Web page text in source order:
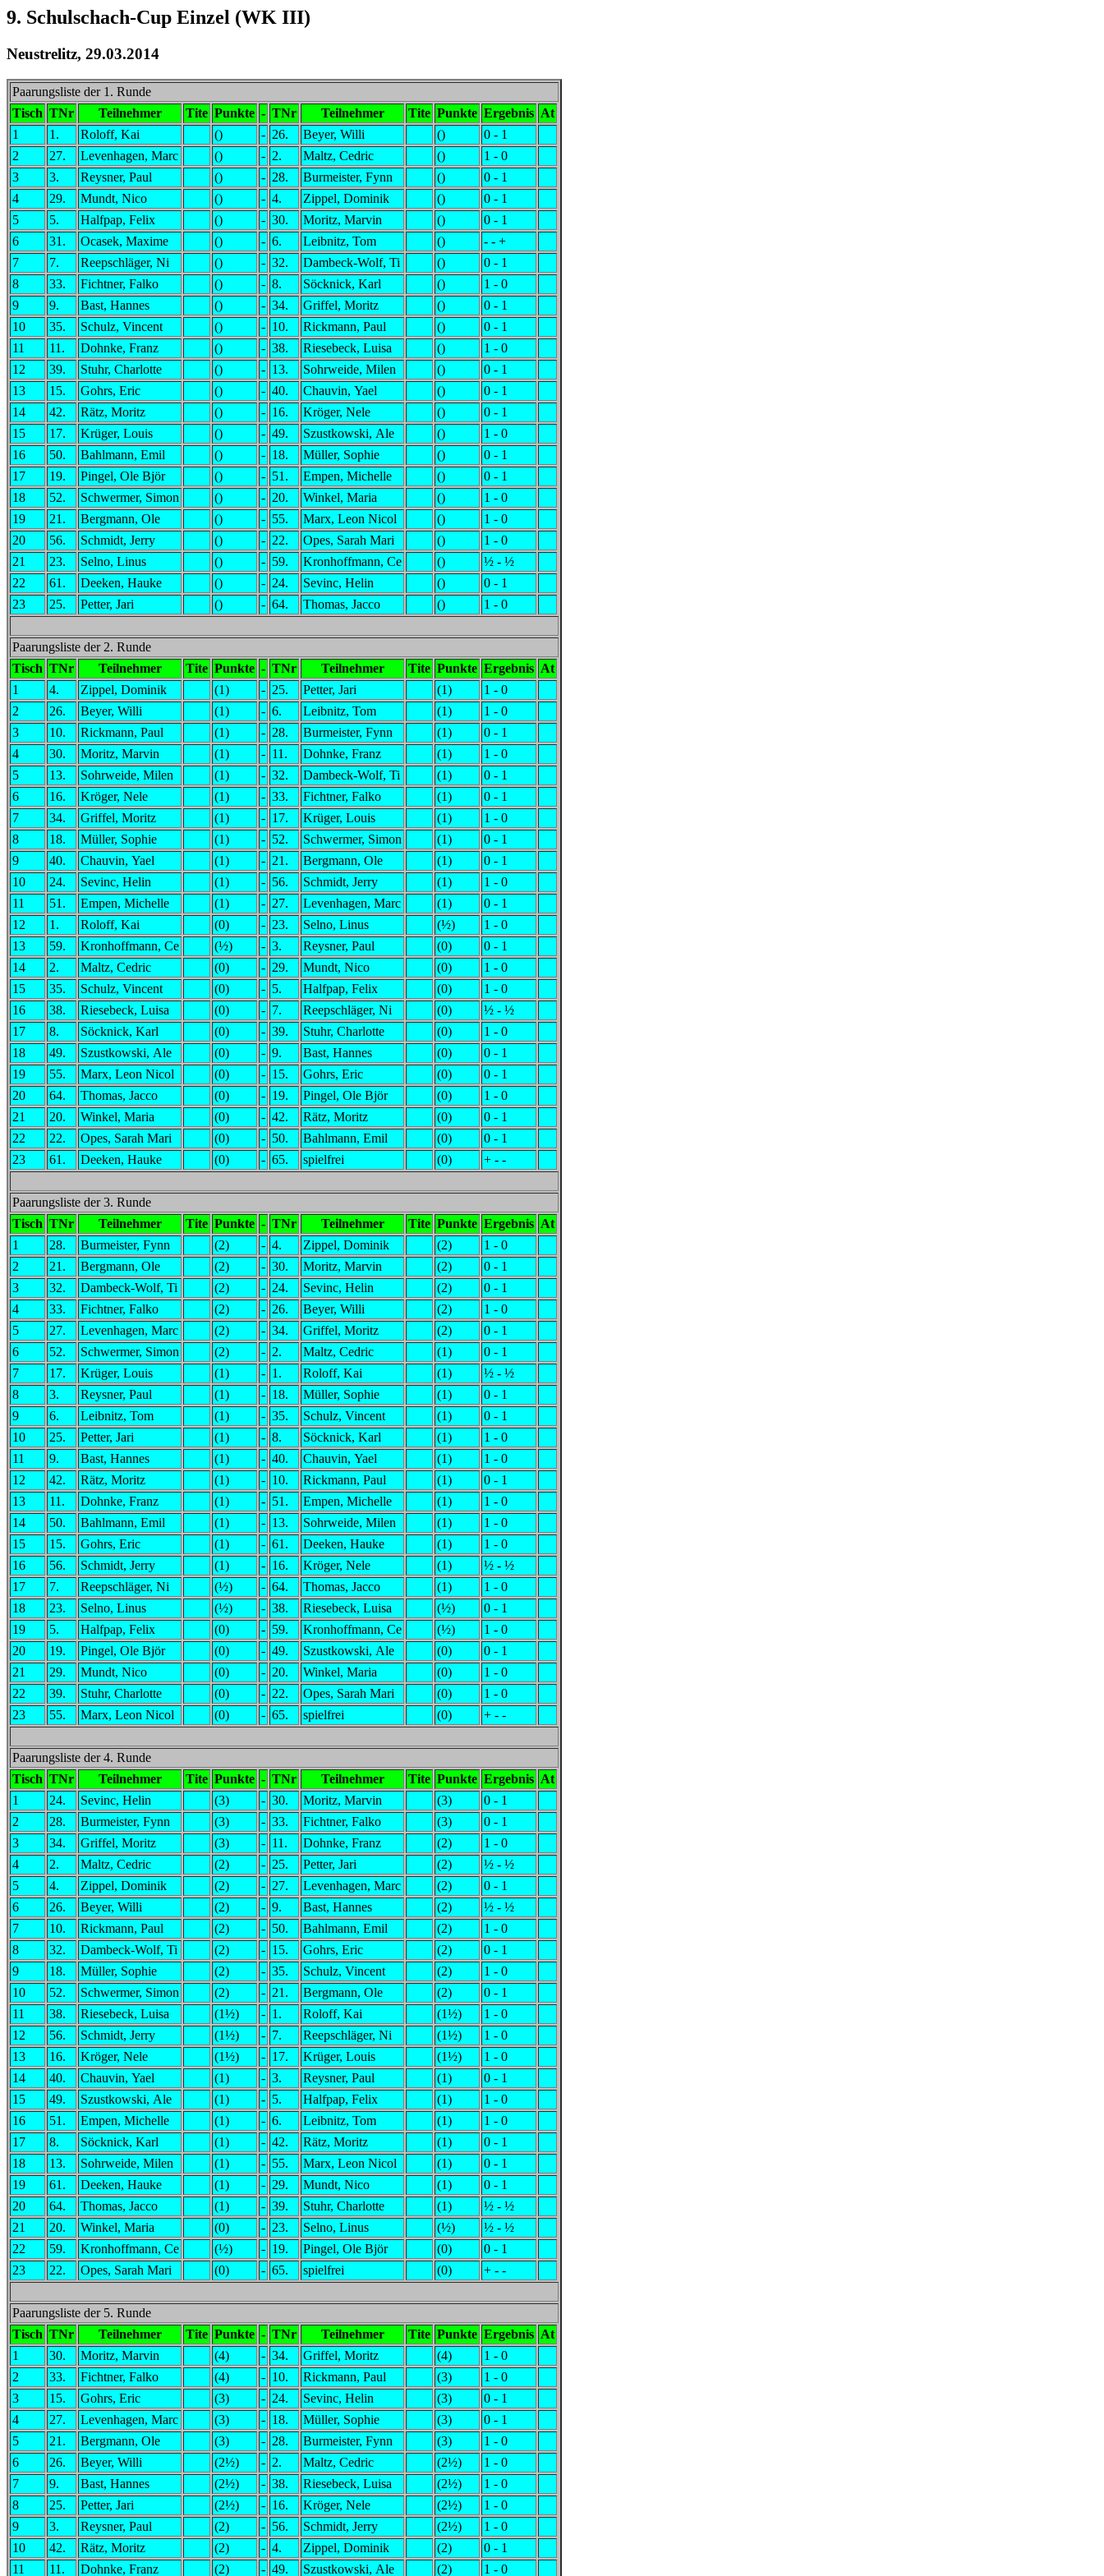
9. Schulschach-Cup Einzel (WK III)
Neustrelitz, 29.03.2014
Paarungsliste der 1. Runde
Tisch TNr Teilnehmer Tite Punkte - TNr Teilnehmer Tite Punkte Ergebnis At
1
1. Roloff, Kai () - 26. Beyer, Willi ()
0 - 1
2
27. Levenhagen, Marc () - 2. Maltz, Cedric ()
1 - 0
3
3. Reysner, Paul () - 28. Burmeister, Fynn ()
0 - 1
4
29. Mundt, Nico () - 4. Zippel, Dominik ()
0 - 1
5
5. Halfpap, Felix () - 30. Moritz, Marvin ()
0 - 1
6
31. Ocasek, Maxime () - 6. Leibnitz, Tom ()
- - +
7
7. Reepschläger, Ni () - 32. Dambeck-Wolf, Ti ()
0 - 1
8
33. Fichtner, Falko () - 8. Söcknick, Karl ()
1 - 0
9
9. Bast, Hannes () - 34. Griffel, Moritz ()
0 - 1
10
35. Schulz, Vincent () - 10. Rickmann, Paul ()
0 - 1
11
11. Dohnke, Franz () - 38. Riesebeck, Luisa ()
1 - 0
12
39. Stuhr, Charlotte () - 13. Sohrweide, Milen ()
0 - 1
13
15. Gohrs, Eric () - 40. Chauvin, Yael ()
0 - 1
14
42. Rätz, Moritz () - 16. Kröger, Nele ()
0 - 1
15
17. Krüger, Louis () - 49. Szustkowski, Ale ()
1 - 0
16
50. Bahlmann, Emil () - 18. Müller, Sophie ()
0 - 1
17
19. Pingel, Ole Björ () - 51. Empen, Michelle ()
0 - 1
18
52. Schwermer, Simon () - 20. Winkel, Maria ()
1 - 0
19
21. Bergmann, Ole () - 55. Marx, Leon Nicol ()
1 - 0
20
56. Schmidt, Jerry () - 22. Opes, Sarah Mari ()
1 - 0
21
23. Selno, Linus () - 59. Kronhoffmann, Ce ()
½ - ½
22
61. Deeken, Hauke () - 24. Sevinc, Helin ()
0 - 1
23
25. Petter, Jari () - 64. Thomas, Jacco () 1 - 0
Paarungsliste der 2. Runde
Tisch TNr Teilnehmer Tite Punkte - TNr Teilnehmer Tite Punkte Ergebnis At
1
4. Zippel, Dominik (1) - 25. Petter, Jari (1)
1 - 0
2
26. Beyer, Willi (1) - 6. Leibnitz, Tom (1)
1 - 0
3
10. Rickmann, Paul (1) - 28. Burmeister, Fynn (1)
0 - 1
4
30. Moritz, Marvin (1) - 11. Dohnke, Franz (1)
1 - 0
5
13. Sohrweide, Milen (1) - 32. Dambeck-Wolf, Ti (1)
0 - 1
6
16. Kröger, Nele (1) - 33. Fichtner, Falko (1)
0 - 1
7
34. Griffel, Moritz (1) - 17. Krüger, Louis (1)
1 - 0
8
18. Müller, Sophie (1) - 52. Schwermer, Simon (1)
0 - 1
9
40. Chauvin, Yael (1) - 21. Bergmann, Ole (1)
0 - 1
10
24. Sevinc, Helin (1) - 56. Schmidt, Jerry (1)
1 - 0
11
51. Empen, Michelle (1) - 27. Levenhagen, Marc (1)
0 - 1
12
1. Roloff, Kai (0) - 23. Selno, Linus (½)
1 - 0
13
59. Kronhoffmann, Ce (½) - 3. Reysner, Paul (0)
0 - 1
14
2. Maltz, Cedric (0) - 29. Mundt, Nico (0)
1 - 0
15
35. Schulz, Vincent (0) - 5. Halfpap, Felix (0)
1 - 0
16
38. Riesebeck, Luisa (0) - 7. Reepschläger, Ni (0)
½ - ½
17
8. Söcknick, Karl (0) - 39. Stuhr, Charlotte (0)
1 - 0
18
49. Szustkowski, Ale (0) - 9. Bast, Hannes (0)
0 - 1
19
55. Marx, Leon Nicol (0) - 15. Gohrs, Eric (0)
0 - 1
20
64. Thomas, Jacco (0) - 19. Pingel, Ole Björ (0)
1 - 0
21
20. Winkel, Maria (0) - 42. Rätz, Moritz (0)
0 - 1
22
22. Opes, Sarah Mari (0) - 50. Bahlmann, Emil (0)
0 - 1
23
61. Deeken, Hauke (0) - 65. spielfrei (0) + - -
Paarungsliste der 3. Runde
Tisch TNr Teilnehmer Tite Punkte - TNr Teilnehmer Tite Punkte Ergebnis At
1
28. Burmeister, Fynn (2) - 4. Zippel, Dominik (2)
1 - 0
2
21. Bergmann, Ole (2) - 30. Moritz, Marvin (2)
0 - 1
3
32. Dambeck-Wolf, Ti (2) - 24. Sevinc, Helin (2)
0 - 1
4
33. Fichtner, Falko (2) - 26. Beyer, Willi (2)
1 - 0
5
27. Levenhagen, Marc (2) - 34. Griffel, Moritz (2)
0 - 1
6
52. Schwermer, Simon (2) - 2. Maltz, Cedric (1)
0 - 1
7
17. Krüger, Louis (1) - 1. Roloff, Kai (1)
½ - ½
8
3. Reysner, Paul (1) - 18. Müller, Sophie (1)
0 - 1
9
6. Leibnitz, Tom (1) - 35. Schulz, Vincent (1)
0 - 1
10
25. Petter, Jari (1) - 8. Söcknick, Karl (1)
1 - 0
11
9. Bast, Hannes (1) - 40. Chauvin, Yael (1)
1 - 0
12
42. Rätz, Moritz (1) - 10. Rickmann, Paul (1)
0 - 1
13
11. Dohnke, Franz (1) - 51. Empen, Michelle (1)
1 - 0
14
50. Bahlmann, Emil (1) - 13. Sohrweide, Milen (1)
1 - 0
15
15. Gohrs, Eric (1) - 61. Deeken, Hauke (1)
1 - 0
16
56. Schmidt, Jerry (1) - 16. Kröger, Nele (1)
½ - ½
17
7. Reepschläger, Ni (½) - 64. Thomas, Jacco (1)
1 - 0
18
23. Selno, Linus (½) - 38. Riesebeck, Luisa (½)
0 - 1
19
5. Halfpap, Felix (0) - 59. Kronhoffmann, Ce (½)
1 - 0
20
19. Pingel, Ole Björ (0) - 49. Szustkowski, Ale (0)
0 - 1
21
29. Mundt, Nico (0) - 20. Winkel, Maria (0)
1 - 0
22
39. Stuhr, Charlotte (0) - 22. Opes, Sarah Mari (0)
1 - 0
23
55. Marx, Leon Nicol (0) - 65. spielfrei (0) + - -
Paarungsliste der 4. Runde
Tisch TNr Teilnehmer Tite Punkte - TNr Teilnehmer Tite Punkte Ergebnis At
1
24. Sevinc, Helin (3) - 30. Moritz, Marvin (3)
0 - 1
2
28. Burmeister, Fynn (3) - 33. Fichtner, Falko (3)
0 - 1
3
34. Griffel, Moritz (3) - 11. Dohnke, Franz (2)
1 - 0
4
2. Maltz, Cedric (2) - 25. Petter, Jari (2)
½ - ½
5
4. Zippel, Dominik (2) - 27. Levenhagen, Marc (2)
0 - 1
6
26. Beyer, Willi (2) - 9. Bast, Hannes (2)
½ - ½
7
10. Rickmann, Paul (2) - 50. Bahlmann, Emil (2)
1 - 0
8
32. Dambeck-Wolf, Ti (2) - 15. Gohrs, Eric (2)
0 - 1
9
18. Müller, Sophie (2) - 35. Schulz, Vincent (2)
1 - 0
10
52. Schwermer, Simon (2) - 21. Bergmann, Ole (2)
0 - 1
11
38. Riesebeck, Luisa (1½) - 1. Roloff, Kai (1½)
1 - 0
12
56. Schmidt, Jerry (1½) - 7. Reepschläger, Ni (1½)
1 - 0
13
16. Kröger, Nele (1½) - 17. Krüger, Louis (1½)
1 - 0
14
40. Chauvin, Yael (1) - 3. Reysner, Paul (1)
0 - 1
15
49. Szustkowski, Ale (1) - 5. Halfpap, Felix (1)
1 - 0
16
51. Empen, Michelle (1) - 6. Leibnitz, Tom (1)
1 - 0
17
8. Söcknick, Karl (1) - 42. Rätz, Moritz (1)
0 - 1
18
13. Sohrweide, Milen (1) - 55. Marx, Leon Nicol (1)
0 - 1
19
61. Deeken, Hauke (1) - 29. Mundt, Nico (1)
0 - 1
20
64. Thomas, Jacco (1) - 39. Stuhr, Charlotte (1)
½ - ½
21
20. Winkel, Maria (0) - 23. Selno, Linus (½)
½ - ½
22
59. Kronhoffmann, Ce (½) - 19. Pingel, Ole Björ (0)
0 - 1
23
22. Opes, Sarah Mari (0) - 65. spielfrei (0) + - -
Paarungsliste der 5. Runde
Tisch TNr Teilnehmer Tite Punkte - TNr Teilnehmer Tite Punkte Ergebnis At
1
30. Moritz, Marvin (4) - 34. Griffel, Moritz (4)
1 - 0
2
33. Fichtner, Falko (4) - 10. Rickmann, Paul (3)
1 - 0
3
15. Gohrs, Eric (3) - 24. Sevinc, Helin (3)
0 - 1
4
27. Levenhagen, Marc (3) - 18. Müller, Sophie (3)
0 - 1
5
21. Bergmann, Ole (3) - 28. Burmeister, Fynn (3)
1 - 0
6
26. Beyer, Willi (2½) - 2. Maltz, Cedric (2½)
1 - 0
7
9. Bast, Hannes (2½) - 38. Riesebeck, Luisa (2½)
1 - 0
8
25. Petter, Jari (2½) - 16. Kröger, Nele (2½)
1 - 0
9
3. Reysner, Paul (2) - 56. Schmidt, Jerry (2½)
1 - 0
10
42. Rätz, Moritz (2) - 4. Zippel, Dominik (2)
0 - 1
11
11. Dohnke, Franz (2) - 49. Szustkowski, Ale (2) 1 - 0